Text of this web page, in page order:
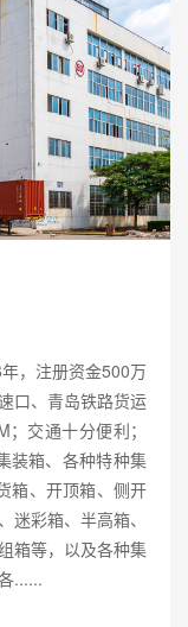
，注册资金500万
口、青岛铁路货运
交通十分便利；
装箱、各种特种集
箱、开顶箱、侧开
彩箱、半高箱、
箱等，以及各种集
......